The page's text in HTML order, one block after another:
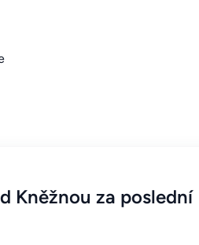
Kněžnou za poslední